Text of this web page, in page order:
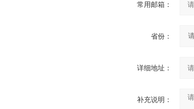
常用邮箱：
省份：
详细地址：
补充说明：